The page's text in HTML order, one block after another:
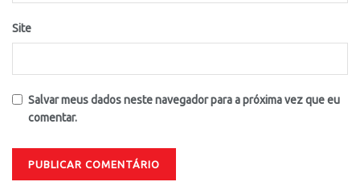
Site
Salvar meus dados neste navegador para a próxima vez que eu
comentar.